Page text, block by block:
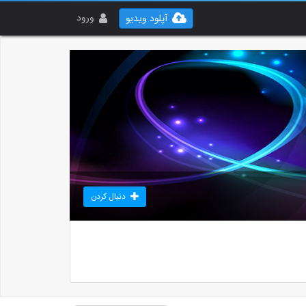
ورود آپلود ویدیو
دنبال کردن